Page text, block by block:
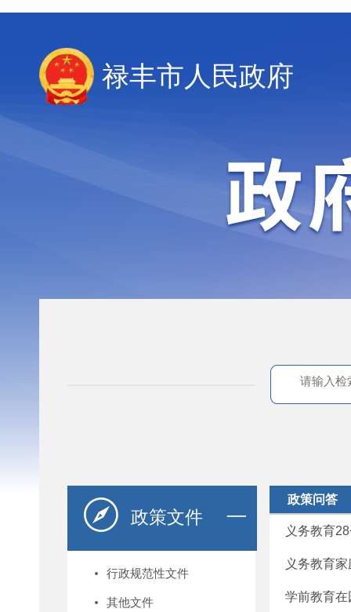
禄丰市人民政府
政策文件
行政规范性文件
其他文件
政策问答
义务教育
义务教育
学前教育